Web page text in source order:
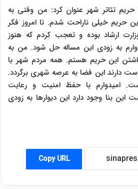
حریم تئاتر شهر عنوان کرد: من وقتی به
حریم خیلی ناراحت شدم. تا امروز فکر
ارشاد بوده و تعجب کردم که هنوز
به زودی این مساله حل شود. من به
این حریم هستم. همه مردم شهر با
دارند این فضا به عرصه شهری برگردد.
امیدوارم با حفظ امنیت و رعایت
این بنا وجود دارد این دیوارها به زودی
Copy URL